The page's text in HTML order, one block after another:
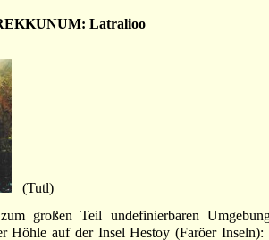
Latralioo
(Tutl)
großen Teil undefinierbaren
Höhle auf der Insel Hestoy (Faröer Inseln):